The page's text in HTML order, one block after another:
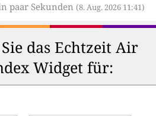
paar Sekunden (8. Aug. 2026 11:41)
das Echtzeit Air
Widget für: